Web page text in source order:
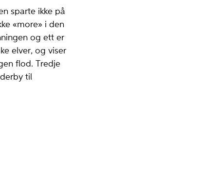
sparte ikke på
«more» i den
og ett er
elver, og viser
flod. Tredje
til